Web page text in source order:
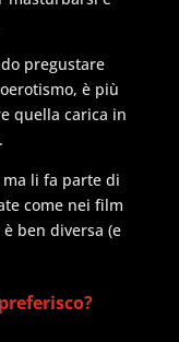
pregustare
è più
quella carica in
ma li fa parte di
come nei film
ben diversa (e